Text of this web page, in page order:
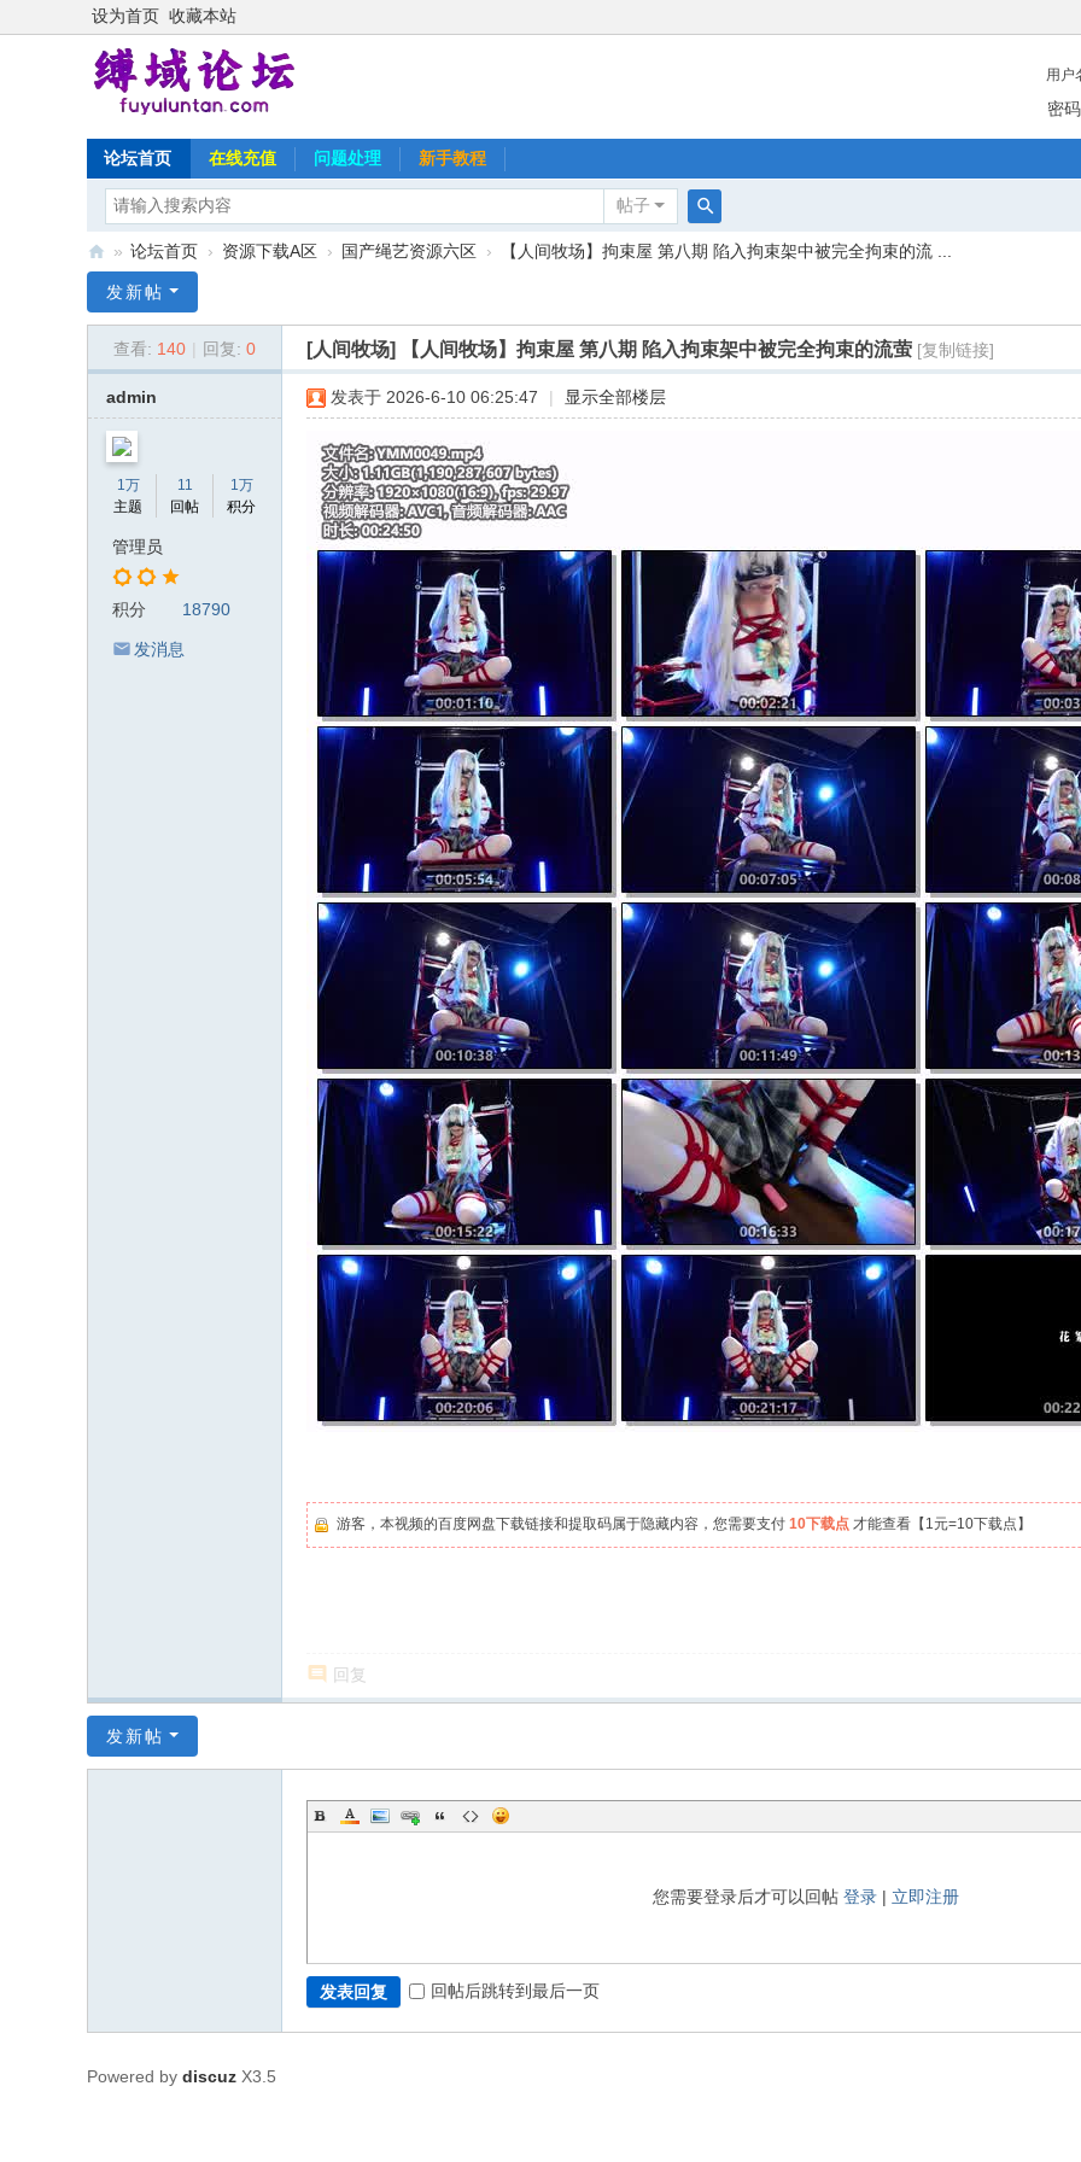
设为首页 收藏本站
用户
密码
论坛首页 在线充值 问题处理 新手教程
帖子
搜
域
» 论坛首页 › 资源下载A区 › 国产绳艺资源六区 › 【人间牧场】拘束屋 第八期 陷入拘束架中被完全拘束的流 ...
发新帖
查看: 140 回复: 0 [人间牧场] 【人间牧场】拘束屋 第八期 陷入拘束架中被完全拘束的流萤 [复制链接]
admin
1万
主题
11
回帖
1万
积分
管理员
积分 18790
发消息
发表于 2026-6-10 06:25:47 显示全部楼层
游客，本视频的百度网盘下载链接和提取码属于隐藏内容，您需要支付 10下载点 才能查看【1元=10下载点】
回复
发新帖
您需要登录后才可以回帖 登录| 立即注册
发表回复 回帖后跳转到最后一页
Powered by discuz X3.5